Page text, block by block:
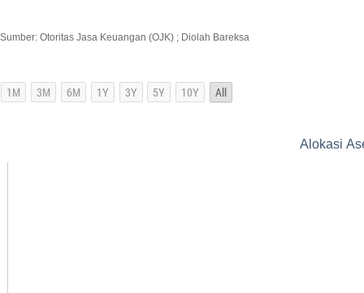
Sumber: Otoritas Jasa Keuangan (OJK) ; Diolah Bareksa
Alokasi